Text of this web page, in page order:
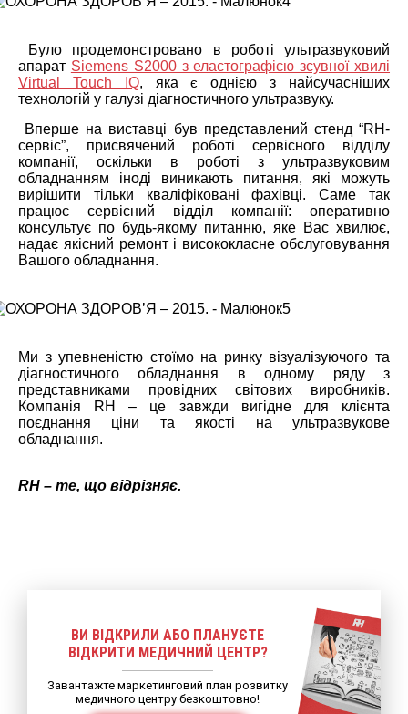
Було продемонстровано в роботі ультразвуковий
апарат Siemens S2000 з еластографією зсувної хвилі
Virtual Touch IQ, якає
однією з найсучасніших
технологій у галузі діагностичного ультразвуку.
Вперше на виставці був представлений стенд “RH-
сервіс”, присвячений роботі сервісного відділу
компанії, оскільки в роботі з ультразвуковим
обладнанням іноді виникають питання, які можуть
вирішити тільки кваліфіковані фахівці. Саме так
працює сервісний відділ компанії: оперативно
консультує по будь-якому питанню, яке Вас хвилює,
надає якісний ремонт і висококласне обслуговування
Вашого обладнання.
Ми з упевненістю стоїмо на ринку візуалізуючого та
діагностичного обладнання в одному ряду з
представниками провідних світових виробників.
Компанія RH – це завжди вигідне для клієнта
поєднання ціни та якості на ультразвукове
обладнання.
RH – те, що відрізняє.
ВИ ВІДКРИЛИ АБО ПЛАНУЄТЕ
ВІДКРИТИ МЕДИЧНИЙ ЦЕНТР?
Завантажте маркетинговий план розвитку
медичного центру безкоштовно!